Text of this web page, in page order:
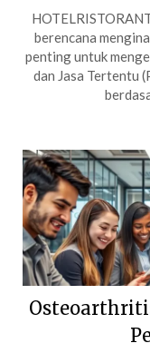
berencana
penting untuk
dan Jasa Tertentu